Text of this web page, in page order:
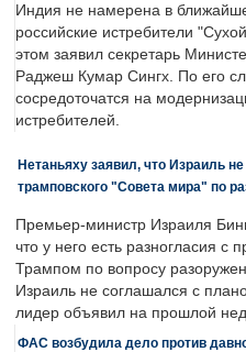
Индия не намерена в
российские истребители
этом заявил секретарь
Раджеш Кумар Сингх. По его
сосредоточатся на
истребителей.
Нетаньяху заявил, что Израиль
трамповского "Совета мира" по
Премьер-министр Израиля
что у него есть разногласия
Трампом по вопросу
Израиль не соглашался с
лидер объявил на прошлой
ФАС возбудила дело против